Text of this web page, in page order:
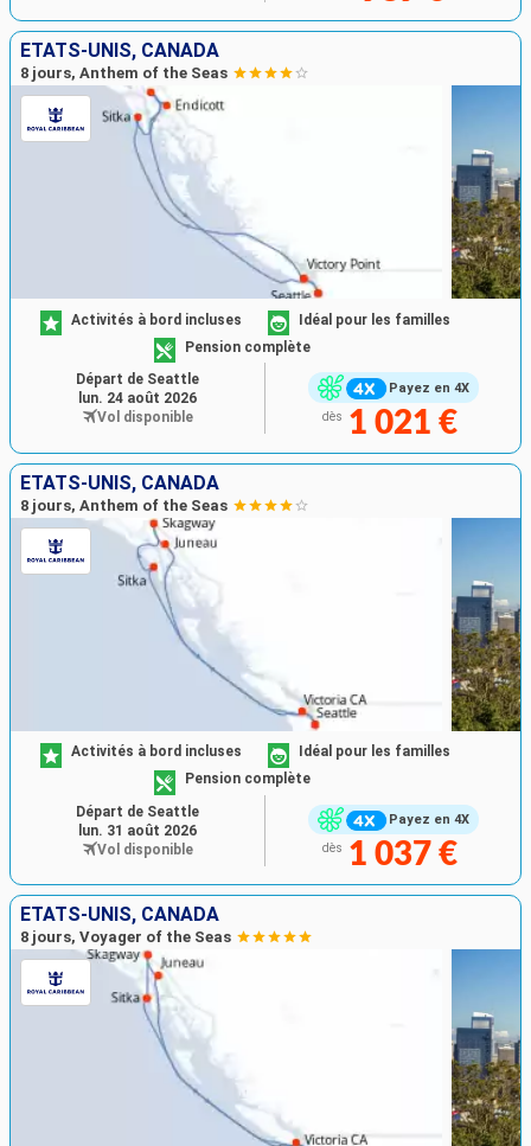
ÉTATS-UNIS, CANADA
8 jours, Anthem of the Seas
Payez en 4X
Activités à bord incluses
Idéal pour les familles
Pension complète
dès 1 021 €
Départ de Seattle
lun. 24 août 2026
Vol disponible
ÉTATS-UNIS, CANADA
8 jours, Anthem of the Seas
Payez en 4X
Activités à bord incluses
Idéal pour les familles
Pension complète
dès 1 037 €
Départ de Seattle
lun. 31 août 2026
Vol disponible
ÉTATS-UNIS, CANADA
8 jours, Voyager of the Seas